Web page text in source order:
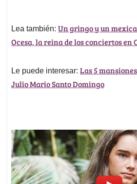
Lea también: Un gringo y un
Ocesa, la reina de los conciertos en
Le puede interesar: Las 5
Julio Mario Santo Domingo